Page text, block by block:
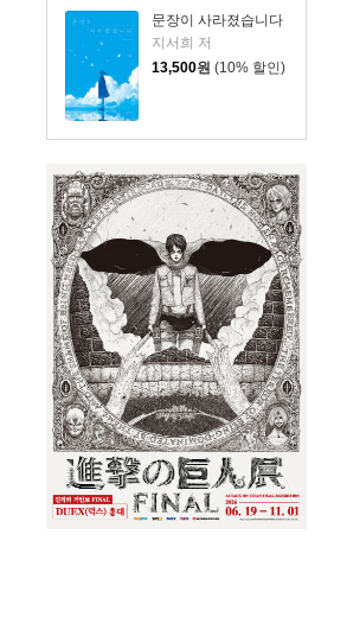
문장이 사라졌습니다
지서희 저
13,500원 (10% 할인)